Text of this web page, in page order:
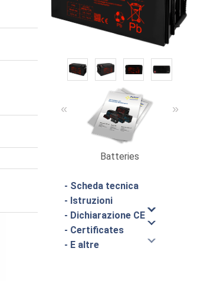
Batteries
« »
- Scheda tecnica
- Istruzioni
- Dichiarazione CE
- Certificates
- E altre